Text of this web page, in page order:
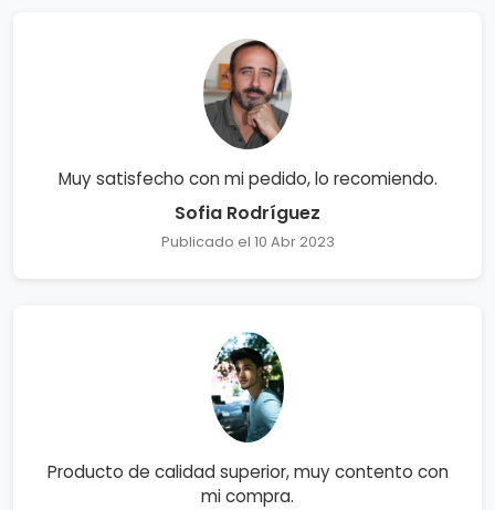
Muy satisfecho con mi pedido, lo recomiendo.
Sofia Rodríguez
Publicado el 10 Abr 2023
Producto de calidad superior, muy contento con
mi compra.